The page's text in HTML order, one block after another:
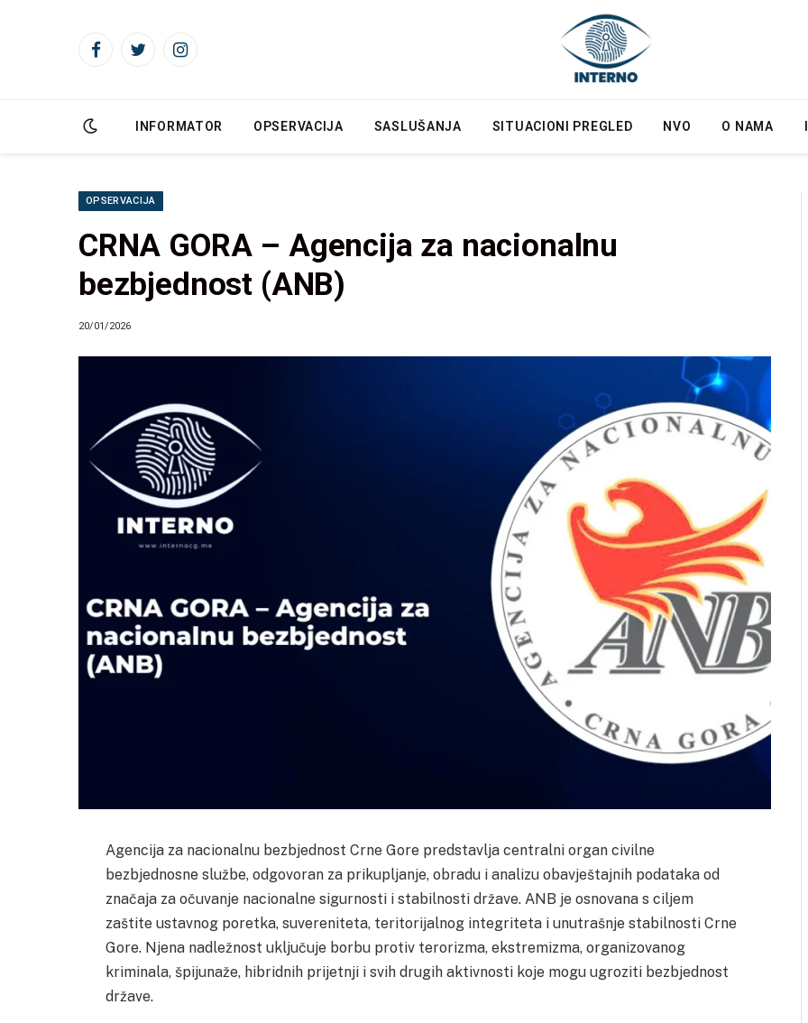
FacebookTwitterInstagram
INFORMATOR OPSERVACIJA SASLUŠANJA SITUACIONI PREGLED NVO O NAMA
OPSERVACIJA
CRNA GORA – Agencija za nacionalnu
bezbjednost (ANB)
20/01/2026
Agencija za nacionalnu bezbjednost Crne Gore predstavlja centralni organ civilne
bezbjednosne službe, odgovoran za prikupljanje, obradu i analizu obavještajnih podataka od
značaja za očuvanje nacionalne sigurnosti i stabilnosti države. ANB je osnovana s ciljem
zaštite ustavnog poretka, suvereniteta, teritorijalnog integriteta i unutrašnje stabilnosti Crne
Gore. Njena nadležnost uključuje borbu protiv terorizma, ekstremizma, organizovanog
kriminala, špijunaže, hibridnih prijetnji i svih drugih aktivnosti koje mogu ugroziti bezbjednost
države.